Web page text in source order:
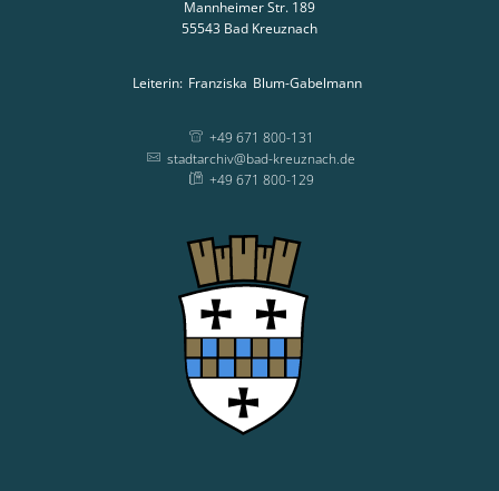
Mannheimer Str. 189
55543 Bad Kreuznach
Leiterin: Franziska Blum-Gabelmann
+49 671 800-131
stadtarchiv@bad-kreuznach.de
+49 671 800-129